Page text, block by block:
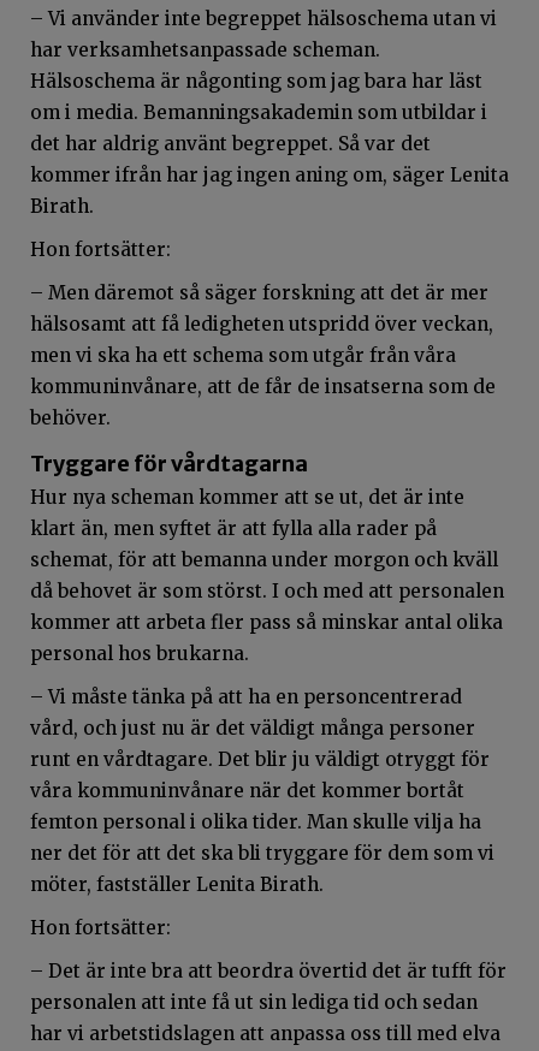
– Vi använder inte begreppet hälsoschema utan vi
har verksamhetsanpassade scheman.
Hälsoschema är någonting som jag bara har läst
om i media. Bemanningsakademin som utbildar i
det har aldrig använt begreppet. Så var det
kommer ifrån har jag ingen aning om, säger Lenita
Birath.
Hon fortsätter:
– Men däremot så säger forskning att det är mer
hälsosamt att få ledigheten utspridd över veckan,
men vi ska ha ett schema som utgår från våra
kommuninvånare, att de får de insatserna som de
behöver.
Tryggare för vårdtagarna
Hur nya scheman kommer att se ut, det är inte
klart än, men syftet är att fylla alla rader på
schemat, för att bemanna under morgon och kväll
då behovet är som störst. I och med att personalen
kommer att arbeta fler pass så minskar antal olika
personal hos brukarna.
– Vi måste tänka på att ha en personcentrerad
vård, och just nu är det väldigt många personer
runt en vårdtagare. Det blir ju väldigt otryggt för
våra kommuninvånare när det kommer bortåt
femton personal i olika tider. Man skulle vilja ha
ner det för att det ska bli tryggare för dem som vi
möter, fastställer Lenita Birath.
Hon fortsätter:
– Det är inte bra att beordra övertid det är tufft för
personalen att inte få ut sin lediga tid och sedan
har vi arbetstidslagen att anpassa oss till med elva